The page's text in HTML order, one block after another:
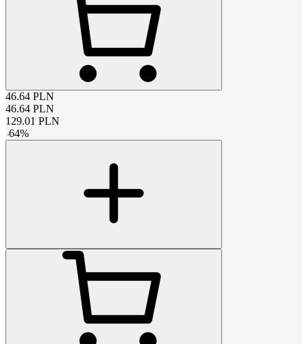
46.64 PLN
46.64 PLN
129.01 PLN
-64%